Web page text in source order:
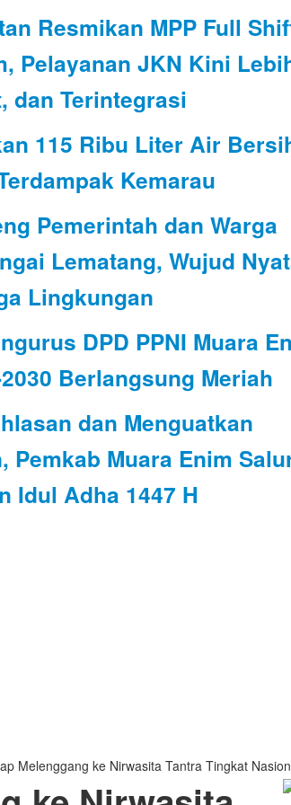
Resmikan MPP Full
Pelayanan JKN Kini
dan Terintegrasi
115 Ribu Liter Air
Kemarau
Pemerintah dan Warga
Lematang, Wujud
Lingkungan
DPD PPNI Muara
Berlangsung Meriah
dan Menguatkan
Pemkab Muara Enim
Idul Adha 1447 H
Melenggang ke Nirwasita Tantra Tingkat